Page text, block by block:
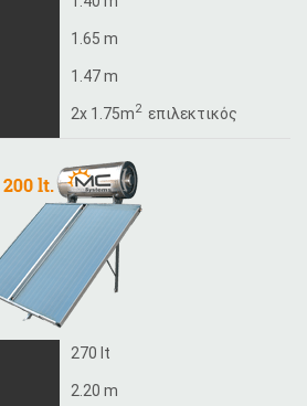
1.65 m
1.47 m
2x 1.75m2 επιλεκτικός
270 lt
2.20 m